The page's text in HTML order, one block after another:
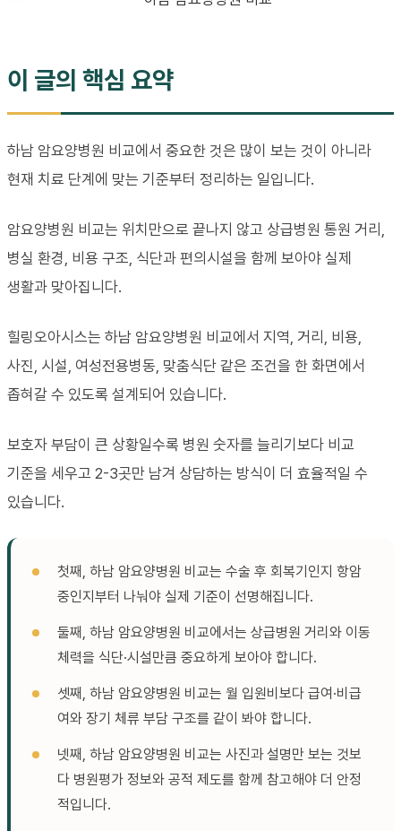
이 글의 핵심 요약
하남 암요양병원 비교에서 중요한 것은 많이 보는 것이 아니라
현재 치료 단계에 맞는 기준부터 정리하는 일입니다.
암요양병원 비교는 위치만으로 끝나지 않고 상급병원 통원 거리,
병실 환경, 비용 구조, 식단과 편의시설을 함께 보아야 실제
생활과 맞아집니다.
힐링오아시스는 하남 암요양병원 비교에서 지역, 거리, 비용,
사진, 시설, 여성전용병동, 맞춤식단 같은 조건을 한 화면에서
좁혀갈 수 있도록 설계되어 있습니다.
보호자 부담이 큰 상황일수록 병원 숫자를 늘리기보다 비교
기준을 세우고 2-3곳만 남겨 상담하는 방식이 더 효율적일 수
있습니다.
첫째, 하남 암요양병원 비교는 수술 후 회복기인지 항암
중인지부터 나눠야 실제 기준이 선명해집니다.
둘째, 하남 암요양병원 비교에서는 상급병원 거리와 이동
체력을 식단·시설만큼 중요하게 보아야 합니다.
셋째, 하남 암요양병원 비교는 월 입원비보다 급여·비급
여와 장기 체류 부담 구조를 같이 봐야 합니다.
넷째, 하남 암요양병원 비교는 사진과 설명만 보는 것보
다 병원평가 정보와 공적 제도를 함께 참고해야 더 안정
적입니다.